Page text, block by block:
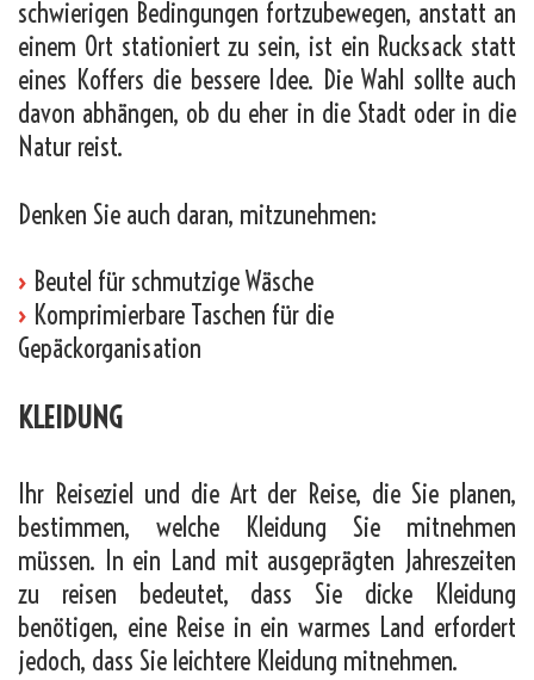
schwierigen Bedingungen fortzubewegen, anstatt an
einem Ort stationiert zu sein, ist ein Rucksack statt
eines Koffers die bessere Idee. Die Wahl sollte auch
davon abhängen, ob du eher in die Stadt oder in die
Natur reist.
Denken Sie auch daran, mitzunehmen:
› Beutel für schmutzige Wäsche
› Komprimierbare Taschen für die
Gepäckorganisation
KLEIDUNG
Ihr Reiseziel und die Art der Reise, die Sie planen,
bestimmen, welche Kleidung Sie mitnehmen
müssen. In ein Land mit ausgeprägten Jahreszeiten
zu reisen bedeutet, dass Sie dicke Kleidung
benötigen, eine Reise in ein warmes Land erfordert
jedoch, dass Sie leichtere Kleidung mitnehmen.